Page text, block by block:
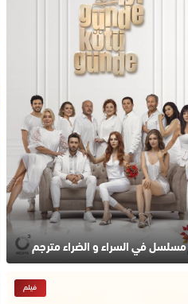
مسلسل في السراء و الضراء مترجم
فيلم